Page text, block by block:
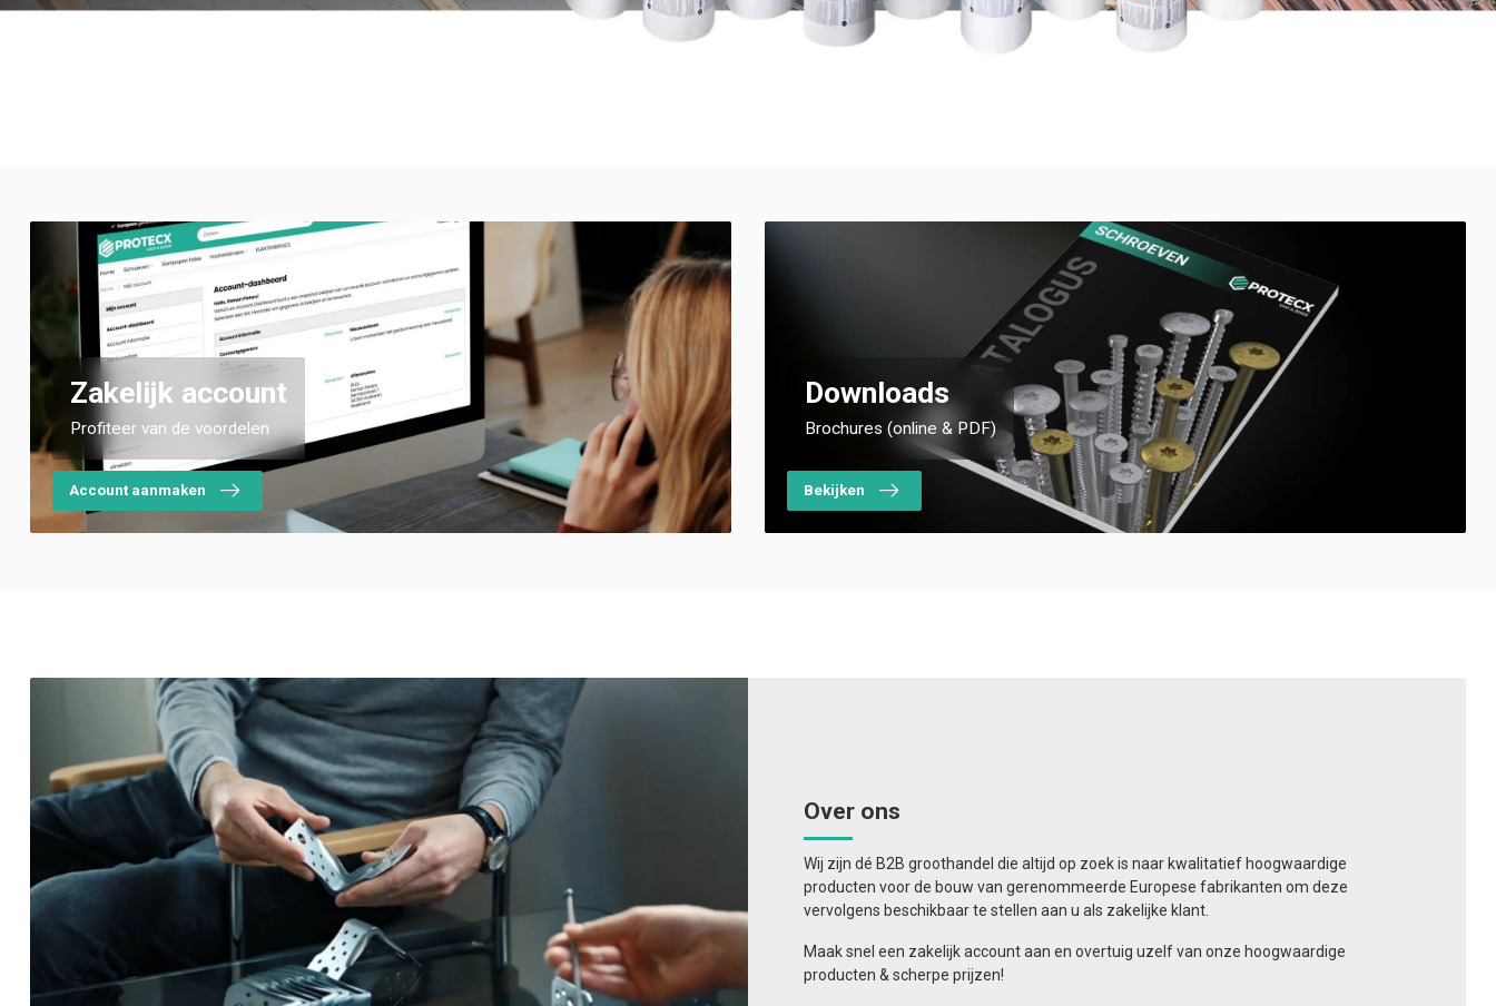
Zakelijk account
Profiteer van de voordelen
Account aanmaken
Downloads
Brochures (online & PDF)
Bekijken
Over ons
Wij zijn dé B2B groothandel die altijd op zoek is naar kwalitatief hoogwaardige
producten voor de bouw van gerenommeerde Europese fabrikanten om deze
vervolgens beschikbaar te stellen aan u als zakelijke klant.
Maak snel een zakelijk account aan en overtuig uzelf van onze hoogwaardige
producten & scherpe prijzen!